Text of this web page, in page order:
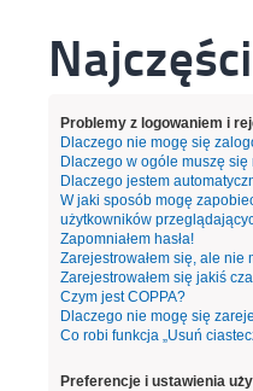
Problemy z logowaniem i
Dlaczego nie mogę się
Dlaczego w ogóle muszę
Dlaczego jestem
W jaki sposób mogę
użytkowników
Zapomniałem hasła!
Zarejestrowałem się, ale nie
Zarejestrowałem się jakiś
Czym jest COPPA?
Dlaczego nie mogę się
Co robi funkcja „Usuń
Preferencje i ustawienia